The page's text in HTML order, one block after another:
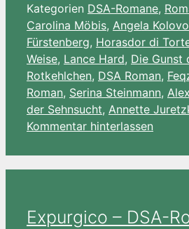
Wish
List
Teilen
Kategorien DSA-Romane,
Carolina Möbis, Angela
Fürstenberg, Horasdor di
Weise, Lance Hard, Die Gunst
Rotkehlchen, DSA Roman,
Roman, Serina Steinmann,
der Sehnsucht, Annette
Kommentar hinterlassen
Expurgico – DSA-